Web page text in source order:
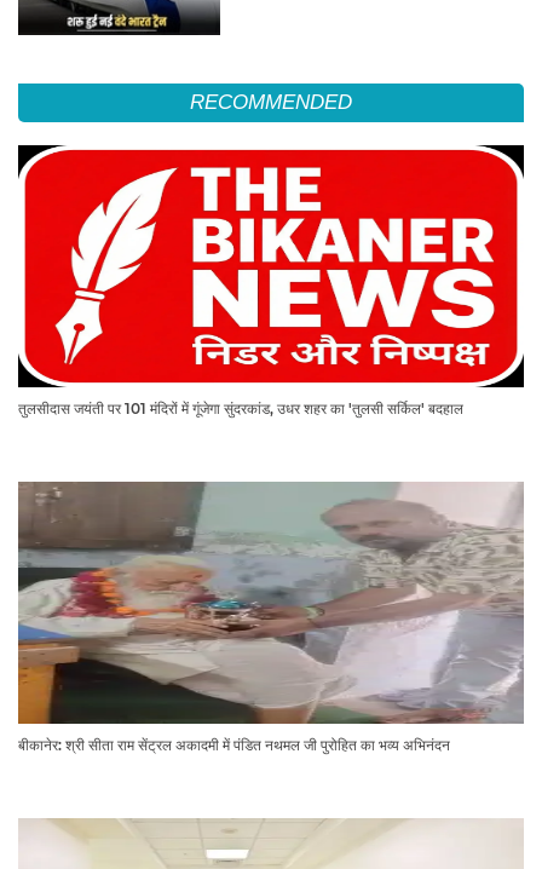
RECOMMENDED
तुलसीदास जयंती पर 101 मंदिरों में गूंजेगा सुंदरकांड, उधर शहर का 'तुलसी सर्किल' बदहाल
बीकानेर: श्री सीता राम सेंट्रल अकादमी में पंडित नथमल जी पुरोहित का भव्य अभिनंदन